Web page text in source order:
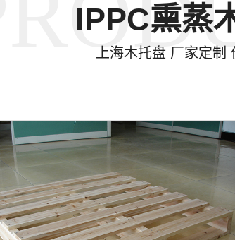
IPPC熏蒸
上海木托盘 厂家定制